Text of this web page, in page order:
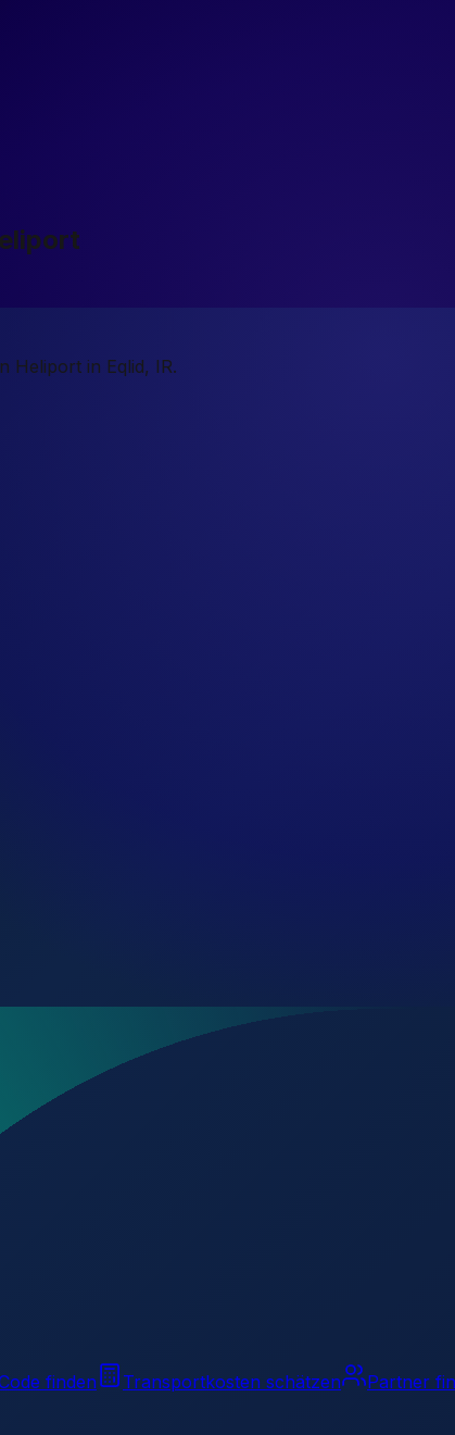
Heliport in Eqlid, IR.
Crescent Heliport?
finden Transportkosten schätzen Partner